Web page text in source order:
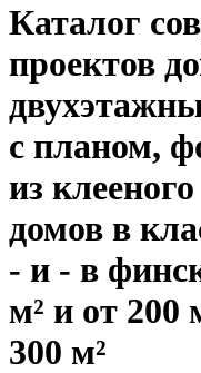
Каталог
проектов
с планом,
из
домов в
- и - в
м² и от 200
300 м²